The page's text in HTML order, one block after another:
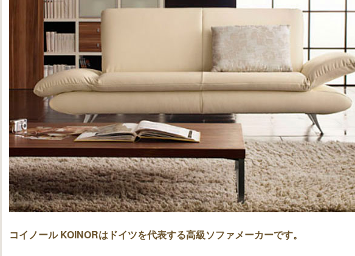
コイノール KOINORはドイツを代表する高級ソファメーカーです。